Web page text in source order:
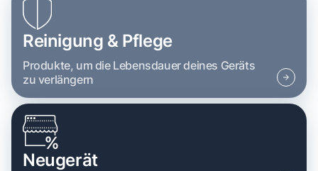
Reinigung & Pflege
Produkte, um die Lebensdauer deines Geräts
zu verlängern
Neugerät